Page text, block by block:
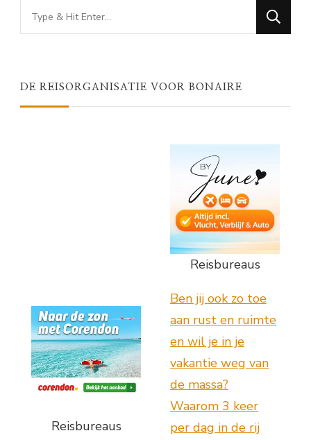
Looking
for
DE REISORGANISATIE VOOR BONAIRE
Reisbureaus
Reisbureaus
Ben jij ook zo toe
aan rust en ruimte
en wil je in je
vakantie weg van
de massa?
Waarom 3 keer
per dag in de rij